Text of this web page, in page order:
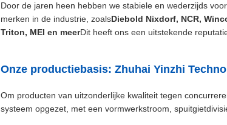
Door de jaren heen hebben we stabiele en wederzijds
merken in de industrie, zoalsDiebold Nixdorf, NCR,
Triton, MEI en meerDit heeft ons een uitstekende
Onze productiebasis: Zhuhai Yinzhi
Om producten van uitzonderlijke kwaliteit tegen
systeem opgezet, met een vormwerkstroom,